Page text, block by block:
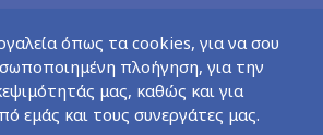
Εξαιρέσεις
02.10.26 – 09.10.26
όπως τα cookies, για να σου
πλοήγηση, για την
μας, καθώς και για
εμάς και τους συνεργάτες μας.